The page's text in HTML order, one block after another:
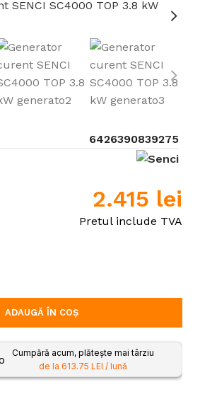
6426390839275
2.415 lei
Pretul include TVA
ADAUGĂ ÎN COȘ
Cumpără acum, plătește mai târziu
de la 613.75 LEI / lună